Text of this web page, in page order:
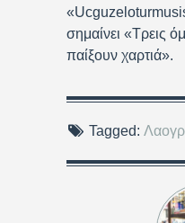
σημαίνει «Τρεις
παίξουν χαρτιά».
Tagged: